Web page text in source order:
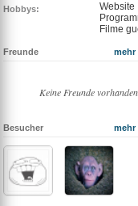
Hobbys:
Website
Filme
Freunde mehr
Keine Freunde
Besucher mehr